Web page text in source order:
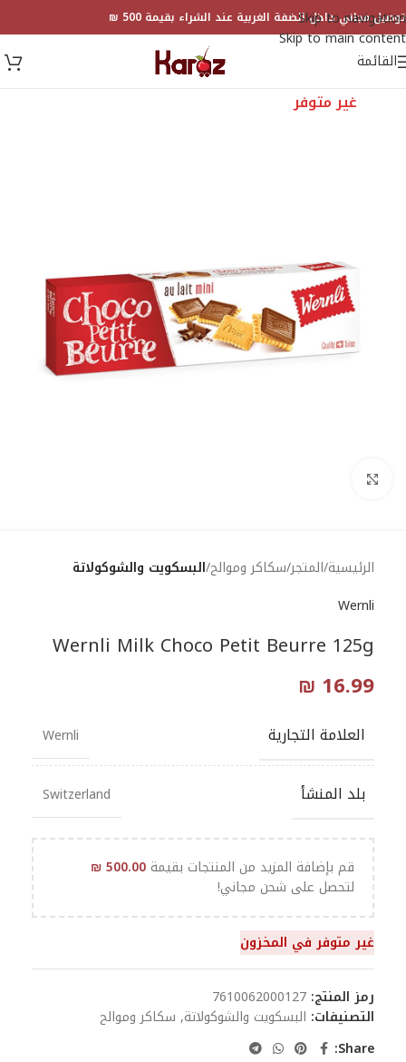
Skip to navigation
Skip to main content
توصيل مجاني داخل الضفة الغربية عند الشراء بقيمة 500 ₪
القائمة
غير متوفر
الرئيسية المتجر سكاكر وموالح البسكويت والشوكولاتة
Wernli
Wernli Milk Choco Petit Beurre 125g
₪ 16.99
العلامة التجارية Wernli
بلد المنشأ Switzerland
قم بإضافة المزيد من المنتجات بقيمة ₪500.00
لتحصل على شحن مجاني!
غير متوفر في المخزون
رمز المنتج: 7610062000127
التصنيفات: البسكويت والشوكولاتة, سكاكر وموالح
Share: